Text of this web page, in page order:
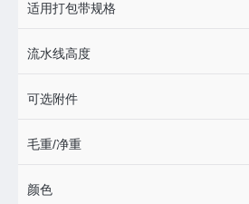
适用打包带规格
流水线高度
可选附件
毛重/净重
颜色